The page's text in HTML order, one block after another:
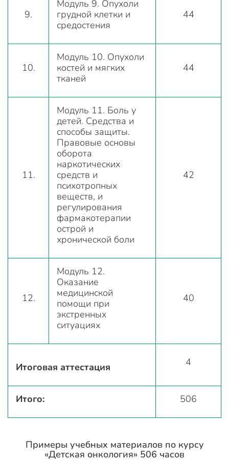
9.
Модуль 9. Опухоли
грудной клетки и
средостения
44
10.
Модуль 10. Опухоли
костей и мягких
тканей
44
11.
Модуль 11. Боль у
детей. Средства и
способы защиты.
Правовые основы
оборота
наркотических
средств и
психотропных
веществ, и
регулирования
фармакотерапии
острой и
хронической боли
42
12.
Модуль 12.
Оказание
медицинской
помощи при
экстренных
ситуациях
40
Итоговая аттестация 4
Итого: 506
Примеры учебных материалов по курсу
«Детская онкология» 506 часов